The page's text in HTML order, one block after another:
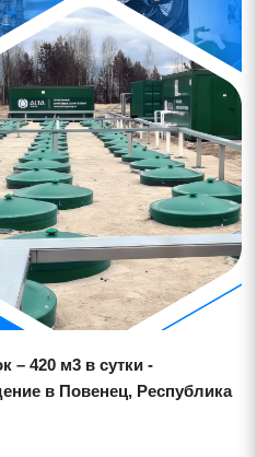
проект
– 420 м3 в сутки -
в Повенец, Республика